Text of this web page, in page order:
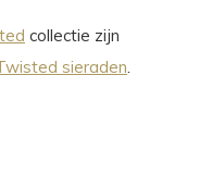
collectie zijn
sieraden